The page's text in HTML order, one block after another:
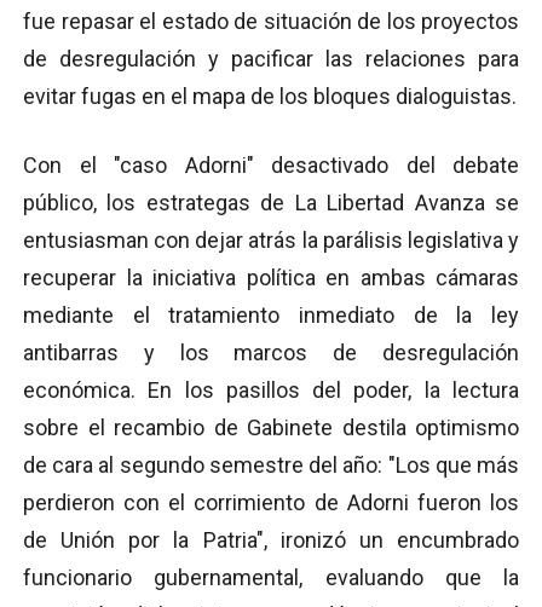
fue repasar el estado de situación de los proyectos
de desregulación y pacificar las relaciones para
evitar fugas en el mapa de los bloques dialoguistas.
Con el "caso Adorni" desactivado del debate
público, los estrategas de La Libertad Avanza se
entusiasman con dejar atrás la parálisis legislativa y
recuperar la iniciativa política en ambas cámaras
mediante el tratamiento inmediato de la ley
antibarras y los marcos de desregulación
económica. En los pasillos del poder, la lectura
sobre el recambio de Gabinete destila optimismo
de cara al segundo semestre del año: "Los que más
perdieron con el corrimiento de Adorni fueron los
de Unión por la Patria", ironizó un encumbrado
funcionario gubernamental, evaluando que la